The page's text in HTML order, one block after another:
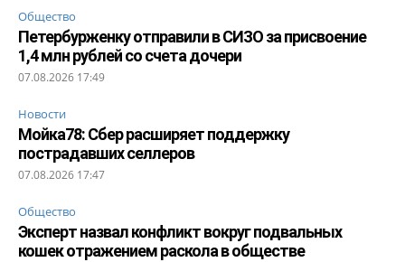
Общество
Петербурженку отправили в СИЗО за присвоение
1,4 млн рублей со счета дочери
07.08.2026 17:49
Новости
Мойка78: Сбер расширяет поддержку
пострадавших селлеров
07.08.2026 17:47
Общество
Эксперт назвал конфликт вокруг подвальных
кошек отражением раскола в обществе